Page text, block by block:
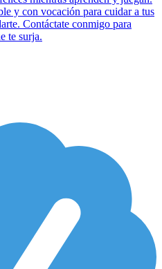
y con vocación para cuidar a tus
Contáctate conmigo para
te surja.